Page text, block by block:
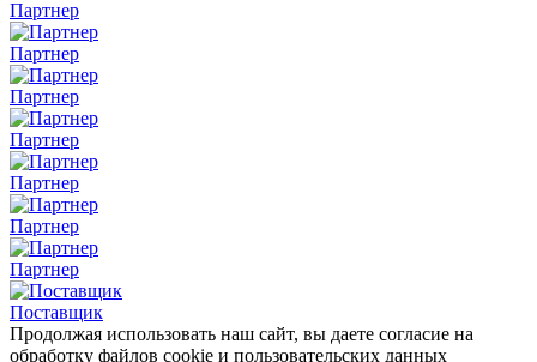
Партнер
Партнер
Партнер
Партнер
Партнер
Партнер
Партнер
Поставщик
Продолжая использовать наш сайт, вы даете согласие на
обработку файлов cookie и пользовательских данных